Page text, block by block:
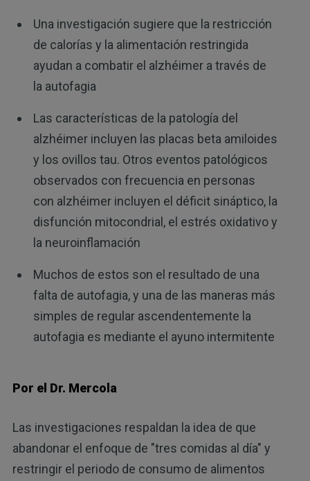
Una investigación sugiere que la restricción
de calorías y la alimentación restringida
ayudan a combatir el alzhéimer a través de
la autofagia
Las características de la patología del
alzhéimer incluyen las placas beta amiloides
y los ovillos tau. Otros eventos patológicos
observados con frecuencia en personas
con alzhéimer incluyen el déficit sináptico, la
disfunción mitocondrial, el estrés oxidativo y
la neuroinflamación
Muchos de estos son el resultado de una
falta de autofagia, y una de las maneras más
simples de regular ascendentemente la
autofagia es mediante el ayuno intermitente
Por el Dr. Mercola
Las investigaciones respaldan la idea de que
abandonar el enfoque de "tres comidas al día" y
restringir el periodo de consumo de alimentos